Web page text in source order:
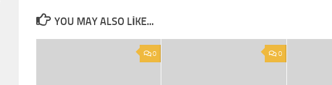
YOU MAY ALSO LIKE...
0 0